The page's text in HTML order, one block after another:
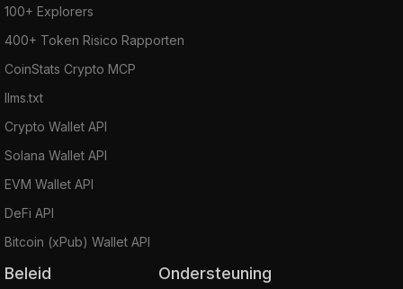
100+ Explorers
400+ Token Risico Rapporten
CoinStats Crypto MCP
llms.txt
Crypto Wallet API
Solana Wallet API
EVM Wallet API
DeFi API
Bitcoin (xPub) Wallet API
Beleid Ondersteuning